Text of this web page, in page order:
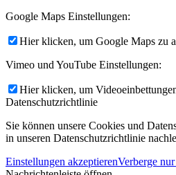
Google Maps Einstellungen:
Hier klicken, um Google Maps zu
Vimeo und YouTube Einstellungen:
Hier klicken, um
Datenschutzrichtlinie
Sie können unsere Cookies und
in unseren Datenschutzrichtlinie
Einstellungen akzeptierenVerberge